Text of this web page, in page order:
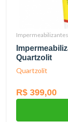
Impermeabilizantes
Quartzolit
Quartzolit
R$ 399,00